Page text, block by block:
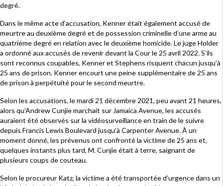
degré.
Dans le même acte d’accusation, Kenner était également accusé de
meurtre au deuxième degré et de possession criminelle d’une arme au
quatrième degré en relation avec le deuxième homicide. Le juge Holder
a ordonné aux accusés de revenir devant la Cour le 25 avril 2022. S’ils
sont reconnus coupables, Kenner et Stephens risquent chacun jusqu’à
25 ans de prison. Kenner encourt une peine supplémentaire de 25 ans
de prison à perpétuité pour le second meurtre.
Selon les accusations, le mardi 21 décembre 2021, peu avant 21 heures,
alors qu’Andrew Cunjie marchait sur Jamaica Avenue, les accusés
auraient été observés sur la vidéosurveillance en train de le suivre
depuis Francis Lewis Boulevard jusqu’à Carpenter Avenue. À un
moment donné, les prévenus ont confronté la victime de 25 ans et,
quelques instants plus tard, M. Cunjie était à terre, saignant de
plusieurs coups de couteau.
Selon le procureur Katz, la victime a été transportée d’urgence dans un